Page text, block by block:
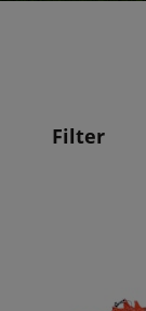
Filter